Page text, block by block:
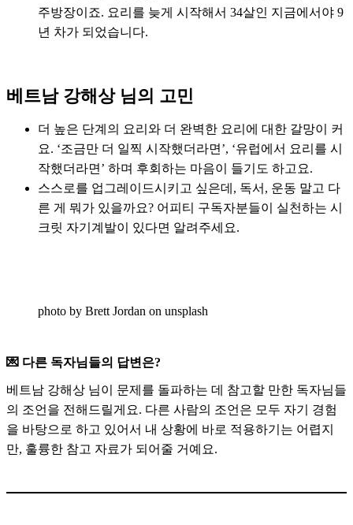
주방장이죠. 요리를 늦게 시작해서 34살인 지금에서야 9
년 차가 되었습니다.
베트남 강해상 님의 고민
더 높은 단계의 요리와 더 완벽한 요리에 대한 갈망이 커
요. ‘조금만 더 일찍 시작했더라면’, ‘유럽에서 요리를 시
작했더라면’ 하며 후회하는 마음이 들기도 하고요.
스스로를 업그레이드시키고 싶은데, 독서, 운동 말고 다
른 게 뭐가 있을까요? 어피티 구독자분들이 실천하는 시
크릿 자기계발이 있다면 알려주세요.
photo by Brett Jordan on unsplash
💌 다른 독자님들의 답변은?
베트남 강해상 님이 문제를 돌파하는 데 참고할 만한 독자님들
의 조언을 전해드릴게요. 다른 사람의 조언은 모두 자기 경험
을 바탕으로 하고 있어서 내 상황에 바로 적용하기는 어렵지
만, 훌륭한 참고 자료가 되어줄 거예요.